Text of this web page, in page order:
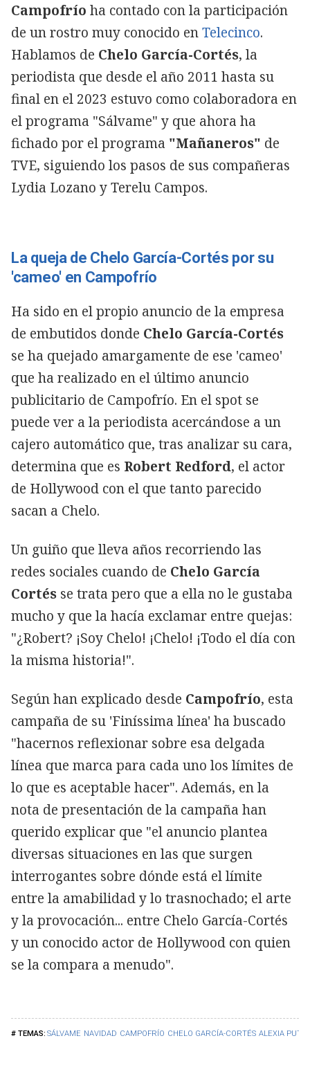
SÁLVAME NAVIDAD CAMPOFRÍO CHELO GARCÍA-CORTÉS ALEXIA
Campofrío ha contado con la participación
de un rostro muy conocido enTelecinco.
Hablamos de Chelo García-Cortés, la
periodista que desde el año 2011 hasta su
final en el 2023 estuvo como colaboradora en
el programa "Sálvame" y que ahora ha
fichado por el programa "Mañaneros" de
TVE, siguiendo los pasos de sus compañeras
Lydia Lozano y Terelu Campos.
La queja de Chelo García-Cortés por su
'cameo' en Campofrío
Ha sido en el propio anuncio de la empresa
de embutidos donde Chelo García-Cortés
se ha quejado amargamente de ese 'cameo'
que ha realizado en el último anuncio
publicitario de Campofrío. En el spot se
puede ver a la periodista acercándose a un
cajero automático que, tras analizar su cara,
determina que es Robert Redford, el actor
de Hollywood con el que tanto parecido
sacan a Chelo.
Un guiño que lleva años recorriendo las
redes sociales cuando de Chelo García
Cortés se trata pero que a ella no le gustaba
mucho y que la hacía exclamar entre quejas:
"¿Robert? ¡Soy Chelo! ¡Chelo! ¡Todo el día con
la misma historia!".
Según han explicado desde Campofrío, esta
campaña de su 'Finíssima línea' ha buscado
"hacernos reflexionar sobre esa delgada
línea que marca para cada uno los límites de
lo que es aceptable hacer". Además, en la
nota de presentación de la campaña han
querido explicar que "el anuncio plantea
diversas situaciones en las que surgen
interrogantes sobre dónde está el límite
entre la amabilidad y lo trasnochado; el arte
y la provocación... entre Chelo García-Cortés
y un conocido actor de Hollywood con quien
se la compara a menudo".